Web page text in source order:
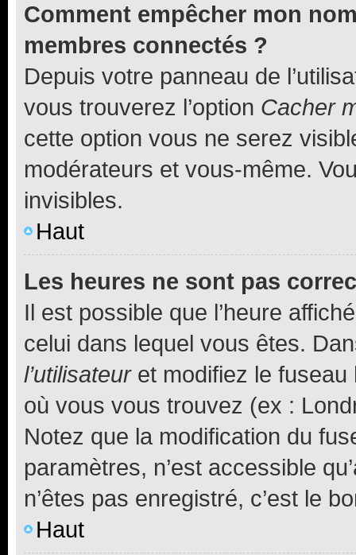
Comment empêcher mon
membres connectés ?
Depuis votre panneau de
vous trouverez l’option Cacher
cette option vous ne serez
modérateurs et vous-même.
invisibles.
Haut
Les heures ne sont pas
Il est possible que l’heure
celui dans lequel vous êtes.
l’utilisateuret modifiez le fuseau
où vous vous trouvez (ex :
Notez que la modification du
paramètres, n’est accessible
n’êtes pas enregistré, c’est le
Haut